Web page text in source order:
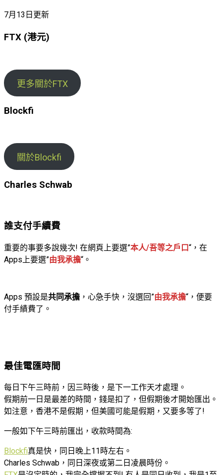
7月13日更新
FTX (港元)
更多關於FTX
Blockfi
關於Blockfi
Charles Schwab
誰支付手續費
重要的事要多說幾次! 在網頁上要選”本人/吾等之戶口“，在
Apps上要選”由我承擔“。
Apps 預設是共同承擔 ，心急手快，沒選回”由我承擔“，便要
付手績費了。
最佳電匯時間
每日下午三時前，因三時後，是下一工作天才處理。
假期前一日是最差的時間，錢是扣了，但假期後才開始匯出。
如注意，香港不是假期，但美國可能是假期，又要多等了!
一般如下午三時前匯出，收款時間為:
Blockfi真是快，同日晚上11時左右。
Charles Schwab，同日深夜或第二日凌晨時份。